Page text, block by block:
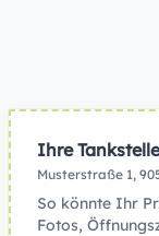
Ihre
Musterstraße 1,
So könnte Ihr
Fotos,